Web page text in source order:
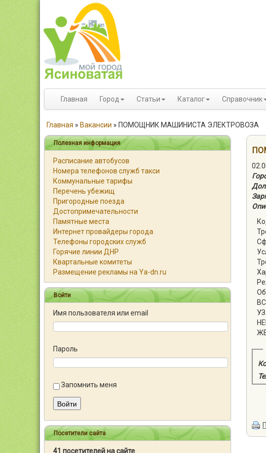
Главная Город Статьи Каталог Справочник
Главная » Вакансии » ПОМОЩНИК МАШИНИСТА ЭЛЕКТРОВОЗА
Полезная информация
Расписание автобусов
Номера телефонов служб такси
Коммунальные тарифы
Перечень убежищ
Пригородные поезда
Достопримечательности
Памятные места
Интернет провайдеры города
Телефоны городских служб
Горячие линии ДНР
Квартальные комитеты
Размещение рекламы на Ya-dn.ru
Войти
Имя пользователя или email
Пароль
Запомнить меня
Войти
Посетители сайта
41 посетителей на сайте